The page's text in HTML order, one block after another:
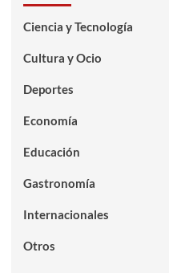
Ciencia y Tecnología
Cultura y Ocio
Deportes
Economía
Educación
Gastronomía
Internacionales
Otros